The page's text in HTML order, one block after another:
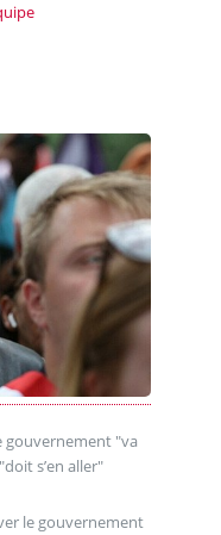
gouvernement "va
s’en aller"
le gouvernement